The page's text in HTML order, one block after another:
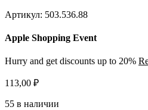
Артикул: 503.536.88
Apple Shopping Event
Hurry and get discounts up to 20%
113,00 ₽
55 в наличии